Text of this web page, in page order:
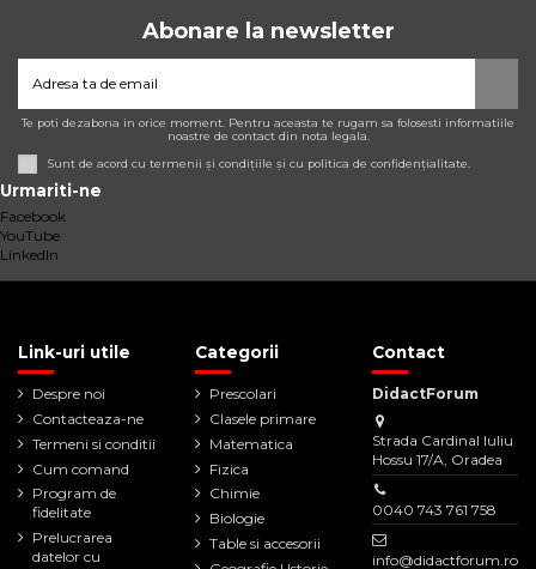
Abonare la newsletter
Te poti dezabona in orice moment. Pentru aceasta te rugam sa folosesti informatiile
noastre de contact din nota legala.
Sunt de acord cu termenii și condițiile și cu politica de confidențialitate.
Urmariti-ne
Facebook
YouTube
LinkedIn
Link-uri utile
Despre noi
Contacteaza-ne
Termeni si conditii
Cum comand
Program de
fidelitate
Prelucrarea
datelor cu
Categorii
Prescolari
Clasele primare
Matematica
Fizica
Chimie
Biologie
Table si accesorii
Contact
DidactForum
Strada Cardinal Iuliu
Hossu 17/A, Oradea
0040 743 761 758
info@didactforum.ro